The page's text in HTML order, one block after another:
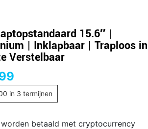
15.6″ |
| Inklapbaar | Traploos in
Verstelbaar
in 3 termijnen
worden betaald met cryptocurrency